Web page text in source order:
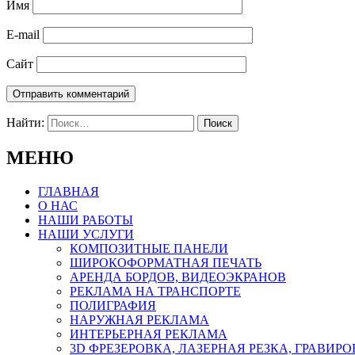
Имя
E-mail
Сайт
Найти:
МЕНЮ
ГЛАВНАЯ
О НАС
НАШИ РАБОТЫ
НАШИ УСЛУГИ
КОМПОЗИТНЫЕ ПАНЕЛИ
ШИРОКОФОРМАТНАЯ ПЕЧАТЬ
АРЕНДА БОРДОВ, ВИДЕОЭКРАНОВ
РЕКЛАМА НА ТРАНСПОРТЕ
ПОЛИГРАФИЯ
НАРУЖНАЯ РЕКЛАМА
ИНТЕРЬЕРНАЯ РЕКЛАМА
3D ФРЕЗЕРОВКА, ЛАЗЕРНАЯ РЕЗКА,